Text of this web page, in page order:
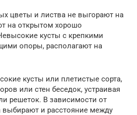
цветы и листва не выгорают на
на открытом хорошо
кусты с крепкими
опоры, располагают на
кусты или плетистые сорта,
или стен беседок, устраивая
решеток. В зависимости от
выбирают и расстояние между